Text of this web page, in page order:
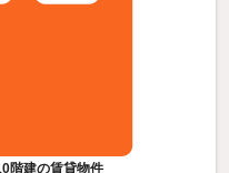
階建の賃貸物件